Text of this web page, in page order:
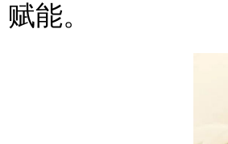
赋能。